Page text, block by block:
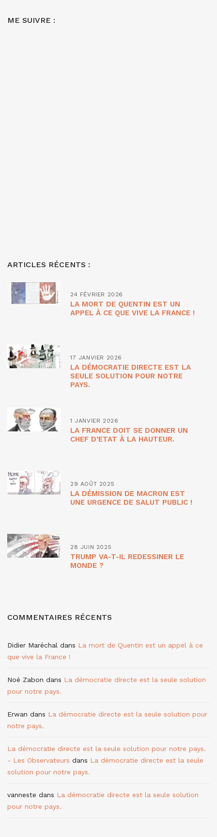
ME SUIVRE :
ARTICLES RÉCENTS :
24 FÉVRIER 2026
LA MORT DE QUENTIN EST UN
APPEL À CE QUE VIVE LA FRANCE !
17 JANVIER 2026
LA DÉMOCRATIE DIRECTE EST LA
SEULE SOLUTION POUR NOTRE
PAYS.
1 JANVIER 2026
LA FRANCE DOIT SE DONNER UN
CHEF D’ETAT À LA HAUTEUR.
29 AOÛT 2025
LA DÉMISSION DE MACRON EST
UNE URGENCE DE SALUT PUBLIC !
28 JUIN 2025
TRUMP VA-T-IL REDESSINER LE
MONDE ?
COMMENTAIRES RÉCENTS
Didier Maréchal dans La mort de Quentin est un appel à ce
que vive la France !
Noé Zabon dans La démocratie directe est la seule solution
pour notre pays.
Erwan dans La démocratie directe est la seule solution pour
notre pays.
La démocratie directe est la seule solution pour notre pays.
- Les Observateurs dans La démocratie directe est la seule
solution pour notre pays.
vanneste dans La démocratie directe est la seule solution
pour notre pays.